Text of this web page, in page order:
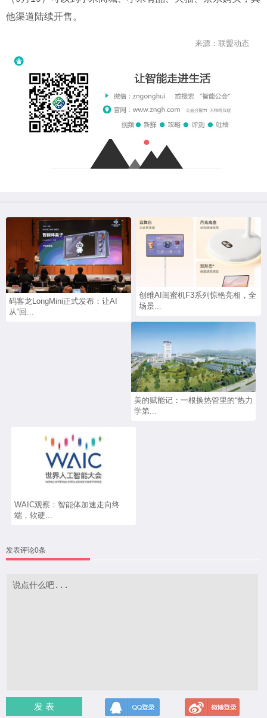
他渠道陆续开售。
来源：联盟动态
码客龙LongMini正式发布：让AI
从“回...
创维AI闺蜜机F3系列惊艳亮相，全
场景...
美的赋能记：一根换热管里的“热力
学第...
WAIC观察：智能体加速走向终
端，软硬...
发表评论0条
发 表